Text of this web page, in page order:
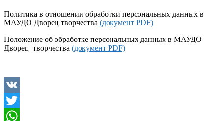
Политика в отношении обработки персональных данных в
МАУДО Дворец творчества (документ PDF)
Положение об обработке персональных данных в МАУДО
Дворец творчества (документ PDF)
VK
Twitter